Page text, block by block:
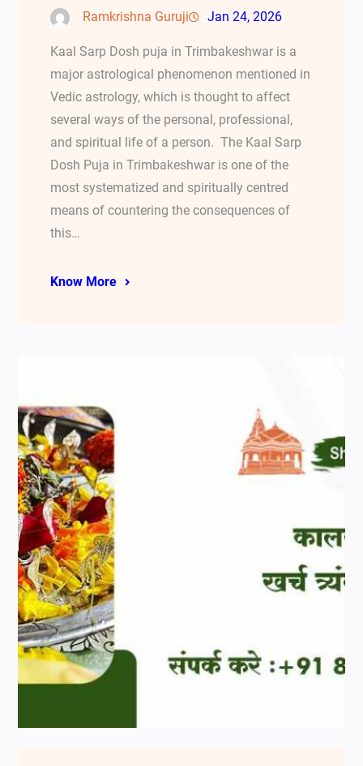
Ramkrishna Guruji Jan 24, 2026
Kaal Sarp Dosh puja in Trimbakeshwar is a
major astrological phenomenon mentioned in
Vedic astrology, which is thought to affect
several ways of the personal, professional,
and spiritual life of a person. The Kaal Sarp
Dosh Puja in Trimbakeshwar is one of the
most systematized and spiritually centred
means of countering the consequences of
this…
Know More